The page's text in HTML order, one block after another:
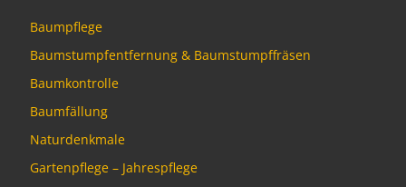
Baumpflege
Baumstumpfentfernung & Baumstumpffräsen
Baumkontrolle
Baumfällung
Naturdenkmale
Gartenpflege – Jahrespflege